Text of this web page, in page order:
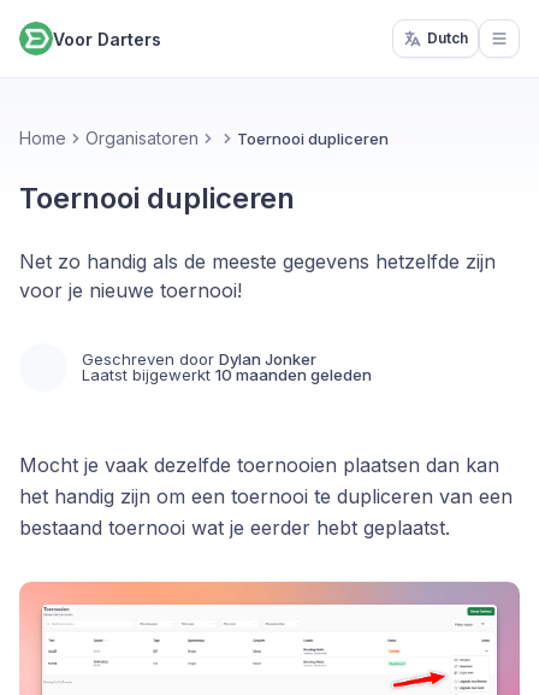
Voor Darters Dutch
Home Organisatoren Toernooi dupliceren
Toernooi dupliceren
Net zo handig als de meeste gegevens hetzelfde zijn
voor je nieuwe toernooi!
Geschreven door Dylan Jonker
Laatst bijgewerkt 10 maanden geleden
Mocht je vaak dezelfde toernooien plaatsen dan kan
het handig zijn om een toernooi te dupliceren van een
bestaand toernooi wat je eerder hebt geplaatst.